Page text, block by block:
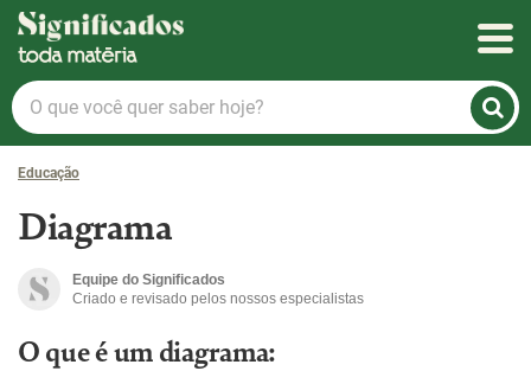
Significados
O
que
você
quer
hoje?
Educação
Diagrama
Equipe do Significados
Criado e revisado pelos nossos especialistas
O que é um diagrama: